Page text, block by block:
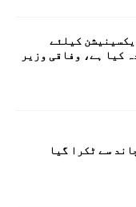
کیلئے
وعدہ کیا ہے، وفاقی وزیر
سے ٹکرا گیا